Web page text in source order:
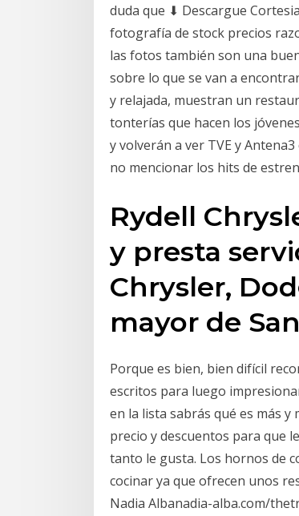
duda que ⬇ Descargue
fotografía de stock precios
las fotos también son una
sobre lo que se van a
y relajada, muestran un
tonterías que hacen los
y volverán a ver TVE y
no mencionar los hits de
Rydell
y presta
Chrysler,
mayor de
Porque es bien, bien difícil
escritos para luego
en la lista sabrás qué es más
precio y descuentos para que
tanto le gusta. Los hornos de
cocinar ya que ofrecen unos
Nadia Albanadia-alba.com/